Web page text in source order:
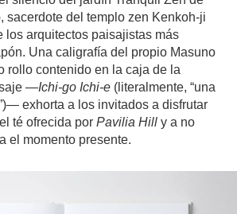
sacerdote del templo zen Kenkoh-ji
los arquitectos paisajistas más
Una caligrafía del propio Masuno
rollo contenido en la caja de la
—Ichi-go Ichi-e (literalmente, “una
exhorta a los invitados a disfrutar
té ofrecida porPavilia Hill y a no
el momento presente.